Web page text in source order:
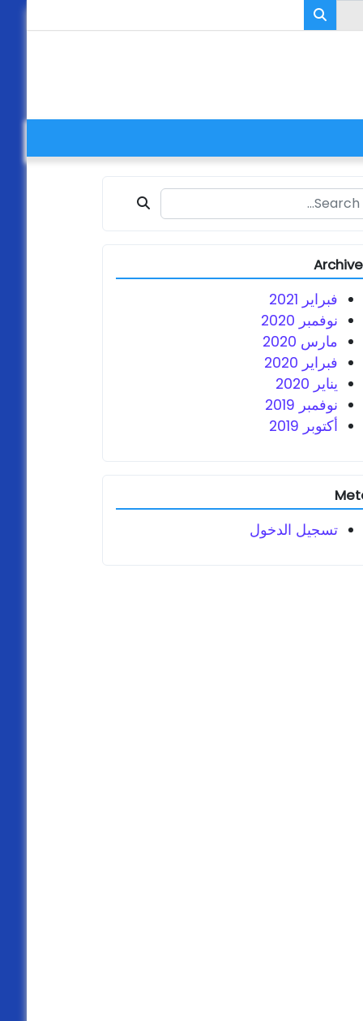
Search for:
فبراير 2021
نوفمبر 2020
مارس 2020
فبراير 2020
يناير 2020
نوفمبر 2019
أكتوبر 2019
تسجيل الدخول